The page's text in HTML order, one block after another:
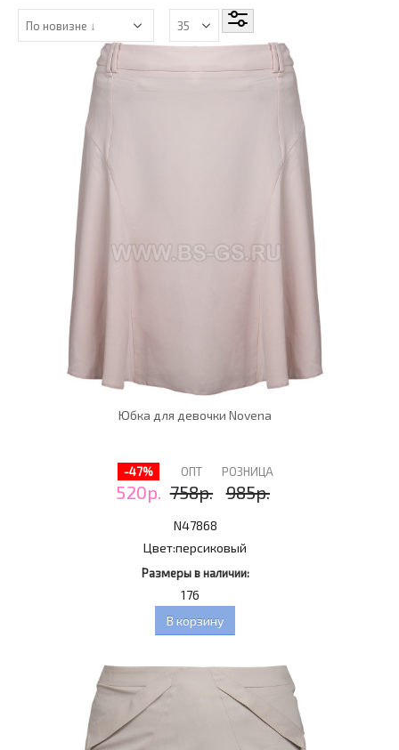
Юбка для девочки Novena
-47%
520р.
ОПТ
758р.
РОЗНИЦА
985р.
N47868
Цвет:персиковый
Размеры в наличии:
176
В корзину